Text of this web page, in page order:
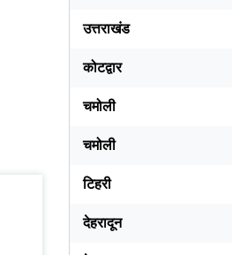
उत्तराखंड
कोटद्वार
चमोली
चमोली
टिहरी
देहरादून